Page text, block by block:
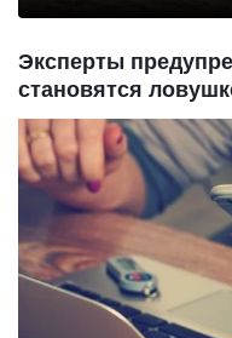
Эксперты
становятся